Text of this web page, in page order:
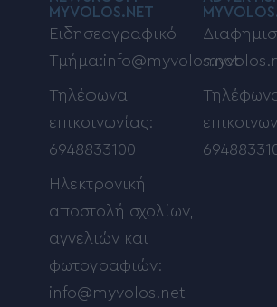
MYVOLOS.NET
Ειδησεογραφικό
Τμήμα:info@myvolos.net
Τηλέφωνα
επικοινωνίας:
6948833100
Ηλεκτρονική
αποστολή σχολίων,
αγγελιών και
φωτογραφιών:
info@myvolos.net